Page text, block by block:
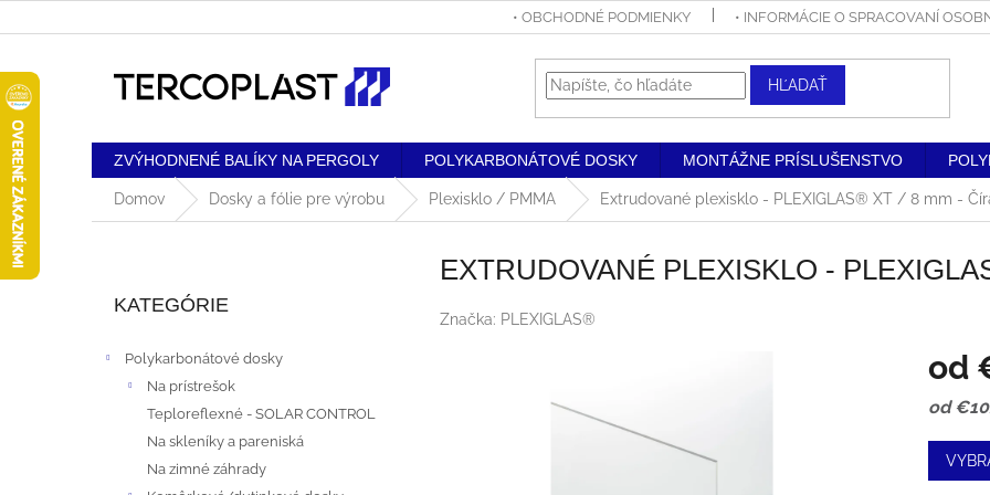
na
• OBCHODNÉ PODMIENKY • INFORMÁCIE O SPRACOVANÍ
HĽADAŤ
ZVÝHODNENÉ BALÍKY NA PERGOLY POLYKARBONÁTOVÉ DOSKY MONTÁŽNE PRÍSLUŠENSTVO
Domov Dosky a fólie pre výrobu Plexisklo / PMMA Extrudované plexisklo - PLEXIGLAS® XT / 8 mm -
kategórie
KATEGÓRIE
Polykarbonátové dosky
Na prístrešok
Teploreflexné - SOLAR CONTROL
Na skleníky a pareniská
Na zimné záhrady
EXTRUDOVANÉ PLEXISKLO -
Značka: PLEXIGLAS®
od
od